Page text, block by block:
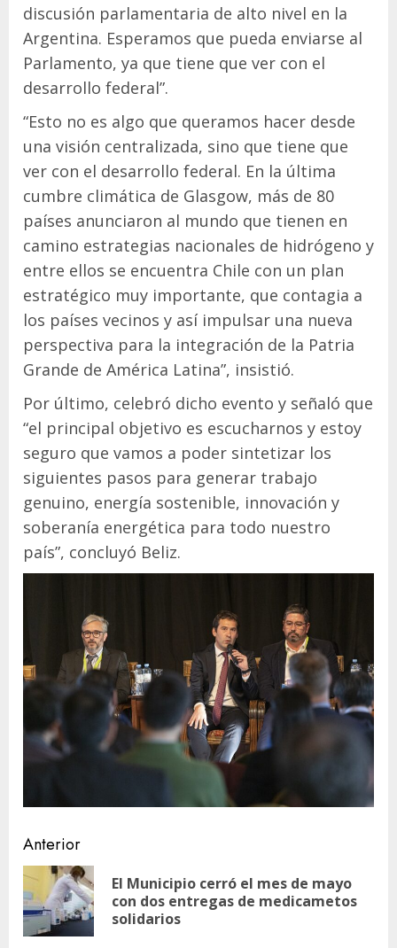
discusión parlamentaria de alto nivel en la
Argentina. Esperamos que pueda enviarse al
Parlamento, ya que tiene que ver con el
desarrollo federal”.
“Esto no es algo que queramos hacer desde
una visión centralizada, sino que tiene que
ver con el desarrollo federal. En la última
cumbre climática de Glasgow, más de 80
países anunciaron al mundo que tienen en
camino estrategias nacionales de hidrógeno y
entre ellos se encuentra Chile con un plan
estratégico muy importante, que contagia a
los países vecinos y así impulsar una nueva
perspectiva para la integración de la Patria
Grande de América Latina”, insistió.
Por último, celebró dicho evento y señaló que
“el principal objetivo es escucharnos y estoy
seguro que vamos a poder sintetizar los
siguientes pasos para generar trabajo
genuino, energía sostenible, innovación y
soberanía energética para todo nuestro
país”, concluyó Beliz.
Navegación
de
entradas
Anterior
El Municipio cerró el mes de mayo
con dos entregas de medicametos
solidarios